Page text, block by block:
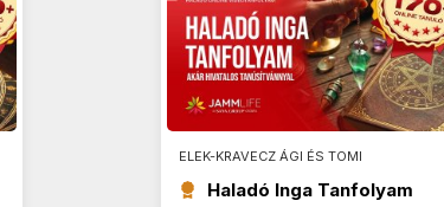
ELEK-KRAVECZ ÁGI ÉS TOMI
Haladó Inga Tanfolyam